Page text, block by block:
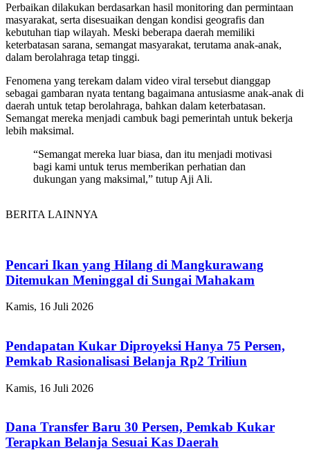
Perbaikan dilakukan berdasarkan hasil monitoring dan permintaan
masyarakat, serta disesuaikan dengan kondisi geografis dan
kebutuhan tiap wilayah. Meski beberapa daerah memiliki
keterbatasan sarana, semangat masyarakat, terutama anak-anak,
dalam berolahraga tetap tinggi.
Fenomena yang terekam dalam video viral tersebut dianggap
sebagai gambaran nyata tentang bagaimana antusiasme anak-anak di
daerah untuk tetap berolahraga, bahkan dalam keterbatasan.
Semangat mereka menjadi cambuk bagi pemerintah untuk bekerja
lebih maksimal.
“Semangat mereka luar biasa, dan itu menjadi motivasi
bagi kami untuk terus memberikan perhatian dan
dukungan yang maksimal,” tutup Aji Ali.
BERITA LAINNYA
Pencari Ikan yang Hilang di Mangkurawang
Ditemukan Meninggal di Sungai Mahakam
Kamis, 16 Juli 2026
Pendapatan Kukar Diproyeksi Hanya 75 Persen,
Pemkab Rasionalisasi Belanja Rp2 Triliun
Kamis, 16 Juli 2026
Dana Transfer Baru 30 Persen, Pemkab Kukar
Terapkan Belanja Sesuai Kas Daerah